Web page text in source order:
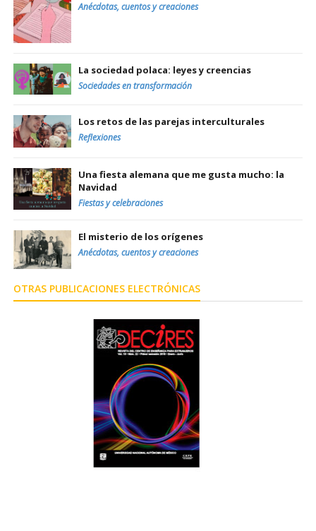
Anécdotas, cuentos y creaciones
La sociedad polaca: leyes y creencias
Sociedades en transformación
Los retos de las parejas interculturales
Reflexiones
Una fiesta alemana que me gusta mucho: la
Navidad
Fiestas y celebraciones
El misterio de los orígenes
Anécdotas, cuentos y creaciones
OTRAS PUBLICACIONES ELECTRÓNICAS